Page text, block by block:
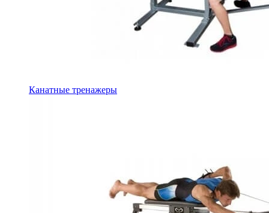
Канатные тренажеры